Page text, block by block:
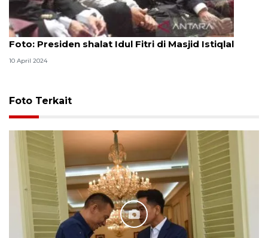
Foto
Foto: Presiden shalat Idul Fitri di Masjid Istiqlal
10 April 2024
Foto Terkait